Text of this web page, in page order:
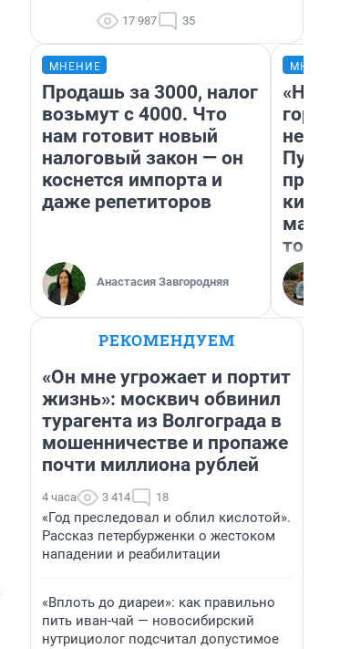
17 987 35
МНЕНИЕ
Продашь за 3000, налог
возьмут с 4000. Что
нам готовит новый
налоговый закон — он
коснется импорта и
даже репетиторов
Анастасия Завгородняя
«Нет
того
РЕКОМЕНДУЕМ
«Он мне угрожает и портит
жизнь»: москвич обвинил
турагента из Волгограда в
мошенничестве и пропаже
почти миллиона рублей
4 часа 3 414 18
«Год преследовал и облил кислотой».
Рассказ петербурженки о жестоком
нападении и реабилитации
«Вплоть до диареи»: как правильно
пить иван-чай — новосибирский
нутрициолог подсчитал допустимое